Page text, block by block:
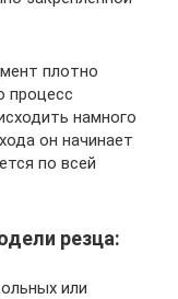
плотно
процесс
намного
он начинает
по всей
резца:
или